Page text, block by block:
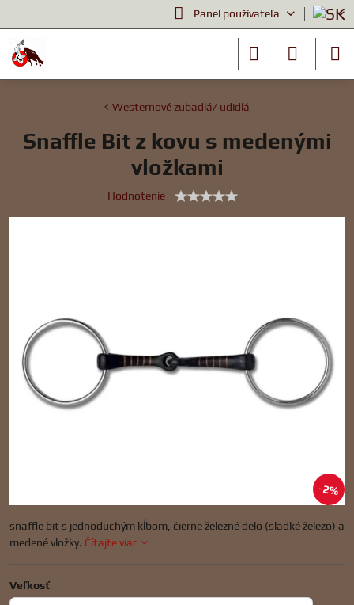
Panel používateľa
2%
Westernové zubadlá/ udidlá
Snaffle Bit z kovu s medenými
vložkami
Hodnotenie
snaffle bit s jednoduchým kĺbom, čierne železné delo (sladké železo) a
medené vložky. Čítajte viac
Veľkosť